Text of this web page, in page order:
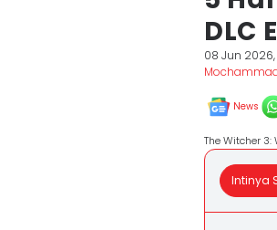
DLC
08 Jun 2026,
News
The Witcher 3:
Intinya